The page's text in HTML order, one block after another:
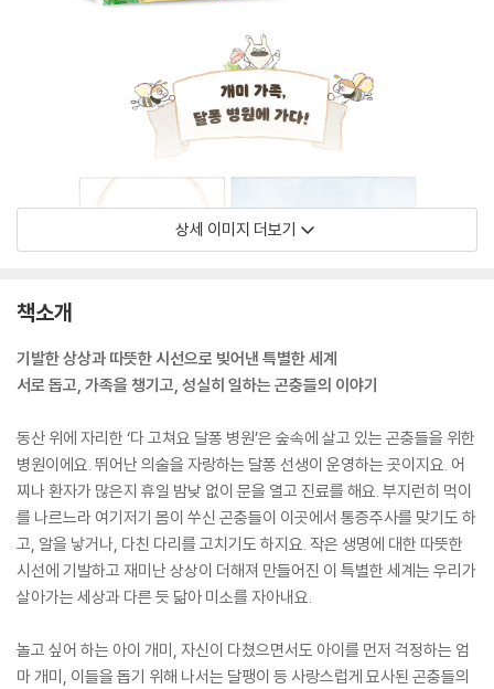
상세 이미지 더보기
책소개
기발한 상상과 따뜻한 시선으로 빚어낸 특별한 세계
서로 돕고, 가족을 챙기고, 성실히 일하는 곤충들의 이야기
동산 위에 자리한 ‘다 고쳐요 달퐁 병원’은 숲속에 살고 있는 곤충들을 위한
병원이에요. 뛰어난 의술을 자랑하는 달퐁 선생이 운영하는 곳이지요. 어
찌나 환자가 많은지 휴일 밤낮 없이 문을 열고 진료를 해요. 부지런히 먹이
를 나르느라 여기저기 몸이 쑤신 곤충들이 이곳에서 통증주사를 맞기도 하
고, 알을 낳거나, 다친 다리를 고치기도 하지요. 작은 생명에 대한 따뜻한
시선에 기발하고 재미난 상상이 더해져 만들어진 이 특별한 세계는 우리가
살아가는 세상과 다른 듯 닮아 미소를 자아내요.
놀고 싶어 하는 아이 개미, 자신이 다쳤으면서도 아이를 먼저 걱정하는 엄
마 개미, 이들을 돕기 위해 나서는 달팽이 등 사랑스럽게 묘사된 곤충들의